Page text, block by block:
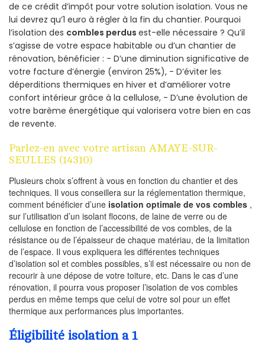
de ce crédit d’impôt pour votre solution isolation. Vous ne
lui devrez qu’1 euro à régler à la fin du chantier. Pourquoi
l’isolation des combles perdus est-elle nécessaire ? Qu’il
s’agisse de votre espace habitable ou d’un chantier de
rénovation, bénéficier : - D’une diminution significative de
votre facture d’énergie (environ 25%), - D’éviter les
déperditions thermiques en hiver et d’améliorer votre
confort intérieur grâce à la cellulose, - D’une évolution de
votre barème énergétique qui valorisera votre bien en cas
de revente.
Parlez-en avec votre artisan AMAYE-SUR-
SEULLES (14310)
Plusieurs choix s’offrent à vous en fonction du chantier et des
techniques. Il vous conseillera sur la réglementation thermique,
comment bénéficier d’une isolation optimale de vos combles ,
sur l’utilisation d’un isolant flocons, de laine de verre ou de
cellulose en fonction de l’accessibilité de vos combles, de la
résistance ou de l’épaisseur de chaque matériau, de la limitation
de l’espace. Il vous expliquera les différentes techniques
d’isolation sol et combles possibles, s’il est nécessaire ou non de
recourir à une dépose de votre toiture, etc. Dans le cas d’une
rénovation, il pourra vous proposer l’isolation de vos combles
perdus en même temps que celui de votre sol pour un effet
thermique aux performances plus importantes.
Éligibilité isolation a 1